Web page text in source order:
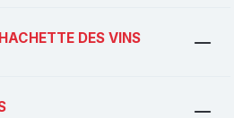
DES VINS